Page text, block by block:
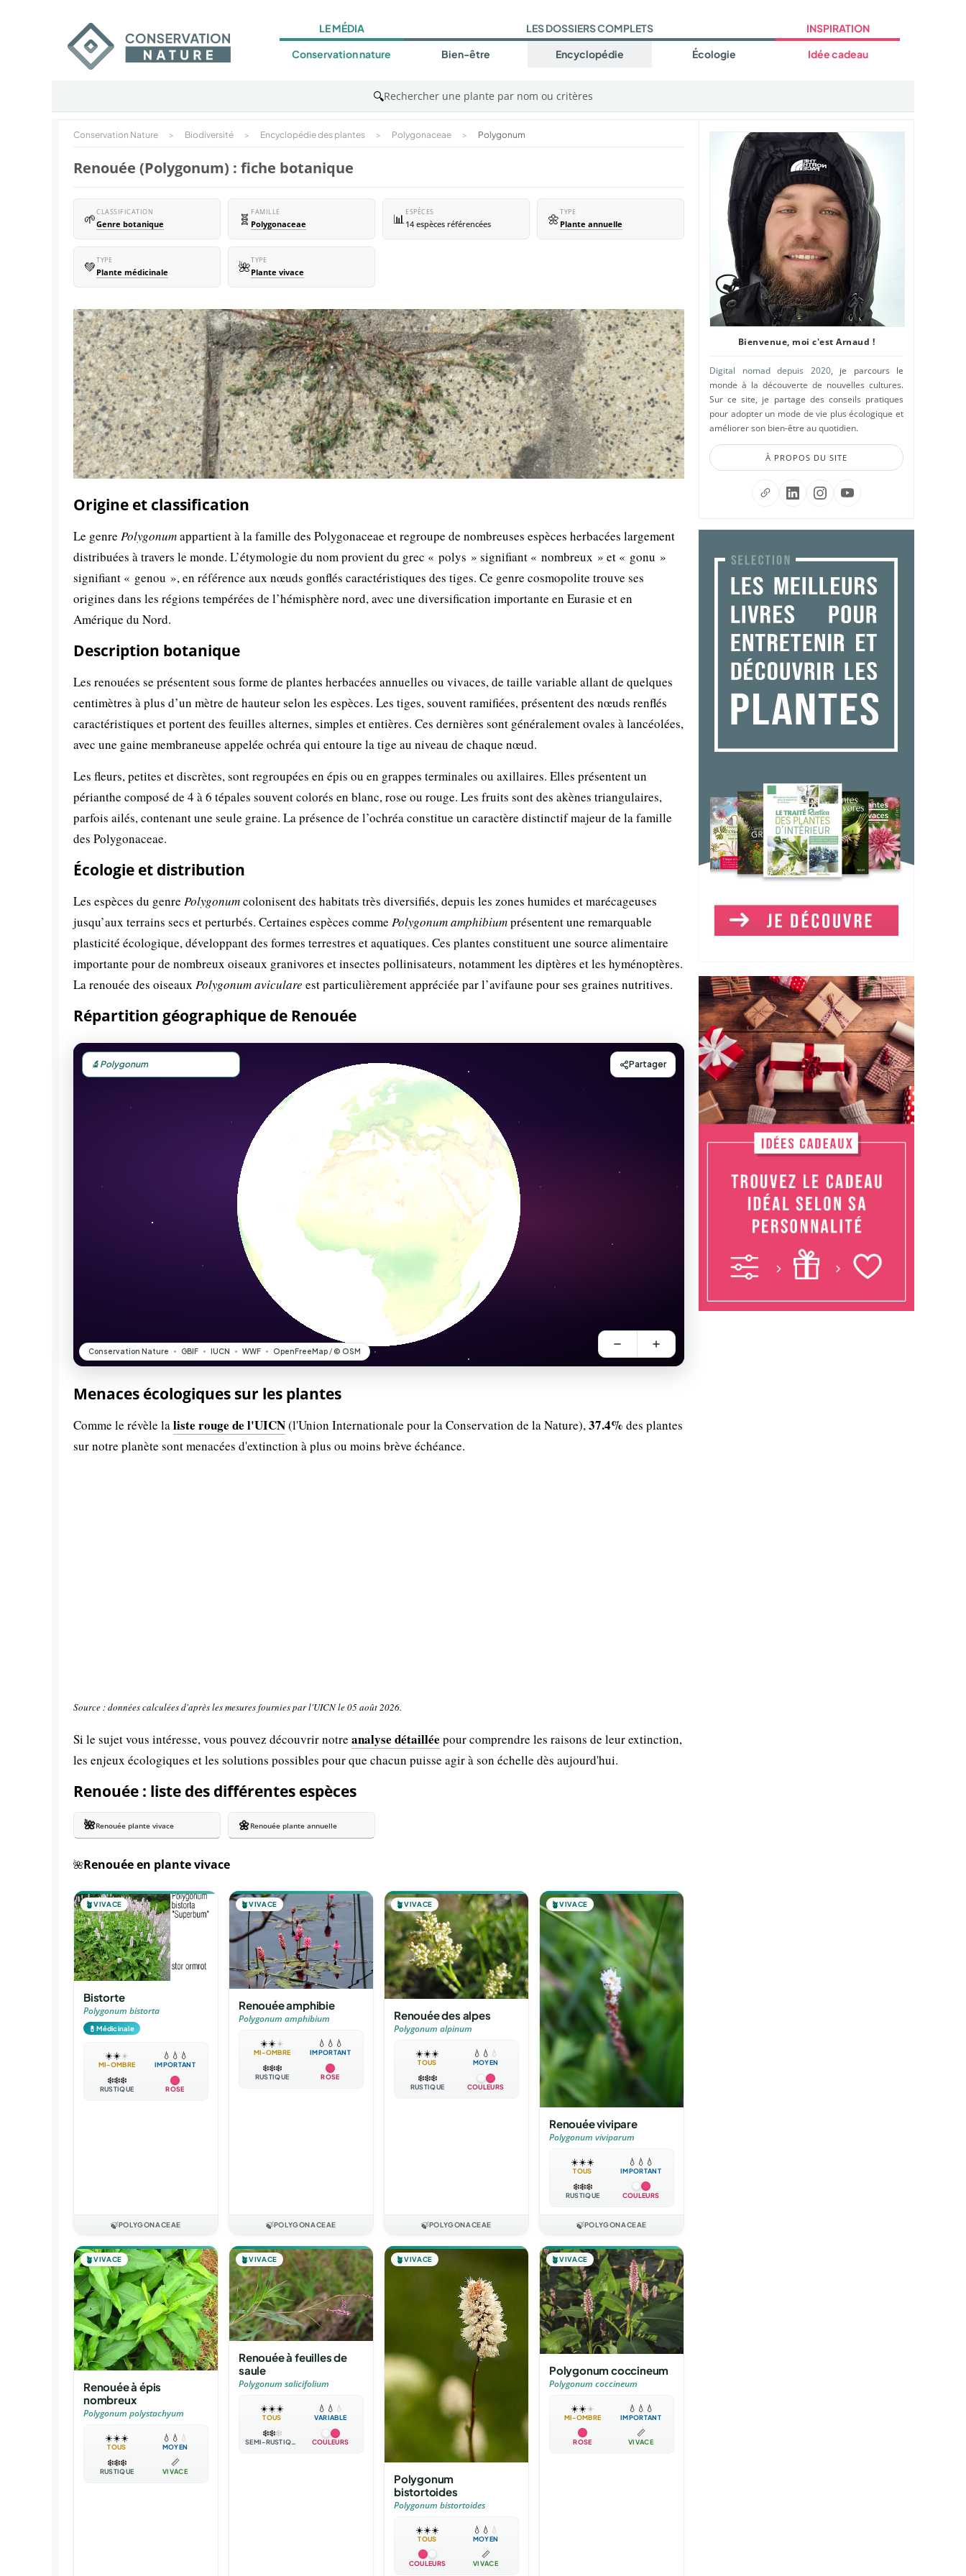
LE MÉDIA
Conservation nature
LES DOSSIERS COMPLETS
Bien-être Encyclopédie Écologie
INSPIRATION
Idée cadeau
🔍Rechercher une plante par nom ou critères
Conservation Nature > Biodiversité > Encyclopédie des plantes > Polygonaceae > Polygonum
Renouée (Polygonum) : fiche botanique
🌱CLASSIFICATION
Genre botanique 🧬 FAMILLE
Polygonaceae 📊 ESPÈCES
14 espèces référencées 🌼TYPE
Plante annuelle
💚TYPE
Plante médicinale 🌺TYPE
Plante vivace
Origine et classification
Le genre Polygonumappartient à la famille des Polygonaceae et regroupe de nombreuses espèces herbacées largement
distribuées à travers le monde. L’étymologie du nom provient du grec « polys » signifiant « nombreux » et « gonu »
signifiant « genou », en référence aux nœuds gonflés caractéristiques des tiges. Ce genre cosmopolite trouve ses
origines dans les régions tempérées de l’hémisphère nord, avec une diversification importante en Eurasie et en
Amérique du Nord.
Description botanique
Les renouées se présentent sous forme de plantes herbacées annuelles ou vivaces, de taille variable allant de quelques
centimètres à plus d’un mètre de hauteur selon les espèces. Les tiges, souvent ramifiées, présentent des nœuds renflés
caractéristiques et portent des feuilles alternes, simples et entières. Ces dernières sont généralement ovales à lancéolées,
avec une gaine membraneuse appelée ochréa qui entoure la tige au niveau de chaque nœud.
Les fleurs, petites et discrètes, sont regroupées en épis ou en grappes terminales ou axillaires. Elles présentent un
périanthe composé de 4 à 6 tépales souvent colorés en blanc, rose ou rouge. Les fruits sont des akènes triangulaires,
parfois ailés, contenant une seule graine. La présence de l’ochréa constitue un caractère distinctif majeur de la famille
des Polygonaceae.
Écologie et distribution
Les espèces du genre Polygonumcolonisent des habitats très diversifiés, depuis les zones humides et marécageuses
jusqu’aux terrains secs et perturbés. Certaines espèces comme Polygonum amphibiumprésentent une remarquable
plasticité écologique, développant des formes terrestres et aquatiques. Ces plantes constituent une source alimentaire
importante pour de nombreux oiseaux granivores et insectes pollinisateurs, notamment les diptères et les hyménoptères.
La renouée des oiseaux Polygonum aviculare est particulièrement appréciée par l’avifaune pour ses graines nutritives.
Répartition géographique de Renouée
Menaces écologiques sur les plantes
Comme le révèle laliste rouge de l'UICN(l'Union Internationale pour la Conservation de la Nature),37.4% des plantes
sur notre planète sont menacées d'extinction à plus ou moins brève échéance.
Source : données calculées d'après les mesures fournies par l'UICN le 05 août 2026.
Si le sujet vous intéresse, vous pouvez découvrir notre analyse détaillée pour comprendre les raisons de leur extinction,
les enjeux écologiques et les solutions possibles pour que chacun puisse agir à son échelle dès aujourd'hui.
Renouée : liste des différentes espèces
🌺Renouée plante vivace 🌼Renouée plante annuelle
🌺Renouée en plante vivace
🪴VIVACE
Bistorte
Polygonum bistorta
💊Médicinale
☀️☀️☀️
MI-OMBRE
💧 💧 💧
IMPORTANT
❄️❄️❄️
RUSTIQUE ROSE
🍃POLYGONACEAE
🪴VIVACE
Renouée amphibie
Polygonum amphibium
☀️☀️☀️
MI-OMBRE
💧 💧 💧
IMPORTANT
❄️❄️❄️
RUSTIQUE ROSE
🍃POLYGONACEAE
🪴VIVACE
Renouée des alpes
Polygonum alpinum
☀️☀️☀️
TOUS
💧 💧 💧
MOYEN
❄️❄️❄️
RUSTIQUE COULEURS
🍃POLYGONACEAE
🪴VIVACE
Renouée vivipare
Polygonum viviparum
☀️☀️☀️
TOUS
💧 💧 💧
IMPORTANT
❄️❄️❄️
RUSTIQUE COULEURS
🍃POLYGONACEAE
🪴VIVACE
Renouée à épis
nombreux
Polygonum polystachyum
☀️☀️☀️
TOUS
💧 💧 💧
MOYEN
❄️❄️❄️
RUSTIQUE
📏
VIVACE
🪴VIVACE
Renouée à feuilles de
saule
Polygonum salicifolium
☀️☀️☀️
TOUS
💧 💧 💧
VARIABLE
❄️❄️❄️
SEMI-RUSTIQUE COULEURS
🪴VIVACE
Polygonum
bistortoides
Polygonum bistortoides
☀️☀️☀️
TOUS
💧 💧 💧
MOYEN
COULEURS
📏
VIVACE
🪴VIVACE
Polygonum coccineum
Polygonum coccineum
☀️☀️☀️
MI-OMBRE
💧 💧 💧
IMPORTANT
ROSE
📏
VIVACE
Bienvenue, moi c'est Arnaud !
Digital nomad depuis 2020, je parcours le
monde à la découverte de nouvelles cultures.
Sur ce site, je partage des conseils pratiques
pour adopter un mode de vie plus écologique et
améliorer son bien-être au quotidien.
À PROPOS DU SITE